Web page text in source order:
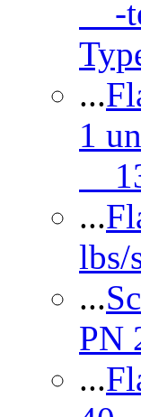
-
...
1
...
...
PN
...